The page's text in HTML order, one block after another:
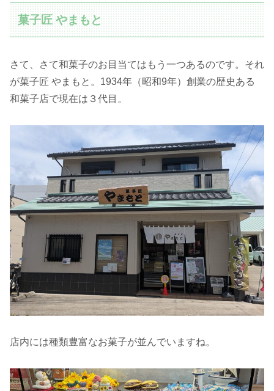
菓子匠 やまもと
さて、さて和菓子のお目当てはもう一つあるのです。それ
が菓子匠 やまもと。1934年（昭和9年）創業の歴史ある
和菓子店で現在は３代目。
店内には種類豊富なお菓子が並んでいますね。